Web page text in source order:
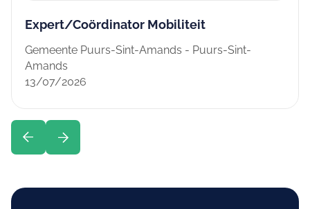
Expert/Coördinator Mobiliteit
Gemeente Puurs-Sint-Amands - Puurs-Sint-
Amands
13/07/2026